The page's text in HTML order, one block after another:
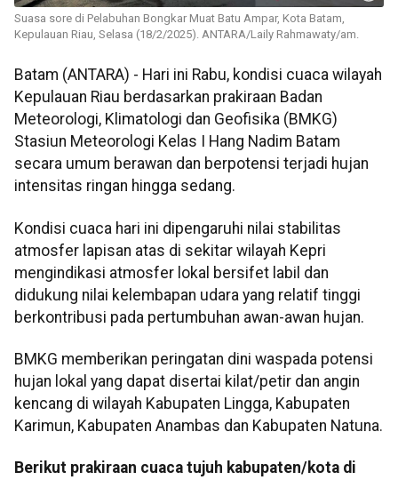
Suasa sore di Pelabuhan Bongkar Muat Batu Ampar, Kota Batam,
Kepulauan Riau, Selasa (18/2/2025). ANTARA/Laily Rahmawaty/am.
Batam (ANTARA) - Hari ini Rabu, kondisi cuaca wilayah
Kepulauan Riau berdasarkan prakiraan Badan
Meteorologi, Klimatologi dan Geofisika (BMKG)
Stasiun Meteorologi Kelas I Hang Nadim Batam
secara umum berawan dan berpotensi terjadi hujan
intensitas ringan hingga sedang.
Kondisi cuaca hari ini dipengaruhi nilai stabilitas
atmosfer lapisan atas di sekitar wilayah Kepri
mengindikasi atmosfer lokal bersifet labil dan
didukung nilai kelembapan udara yang relatif tinggi
berkontribusi pada pertumbuhan awan-awan hujan.
BMKG memberikan peringatan dini waspada potensi
hujan lokal yang dapat disertai kilat/petir dan angin
kencang di wilayah Kabupaten Lingga, Kabupaten
Karimun, Kabupaten Anambas dan Kabupaten Natuna.
Berikut prakiraan cuaca tujuh kabupaten/kota di